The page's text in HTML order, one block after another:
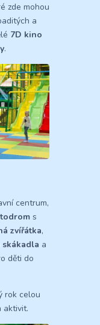
zde mohou
a
7D kino
.
centrum,
s
zvířátka,
skákadla a
děti do
rok celou
aktivit.